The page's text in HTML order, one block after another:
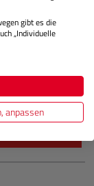
Regulärer
€ 359,90
gibt es die
„Individuelle
anpassen